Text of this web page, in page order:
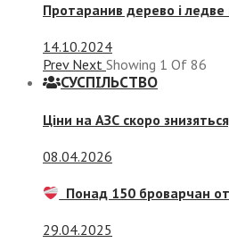
Протаранив дерево і
14.10.2024
Prev Next Showing 1 Of 86
СУСПIЛЬСТВО
Ціни на АЗС скоро
08.04.2026
Понад 150 броварчан
29.04.2025